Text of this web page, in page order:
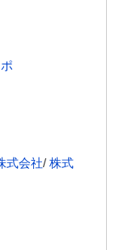
式会社/ 株式